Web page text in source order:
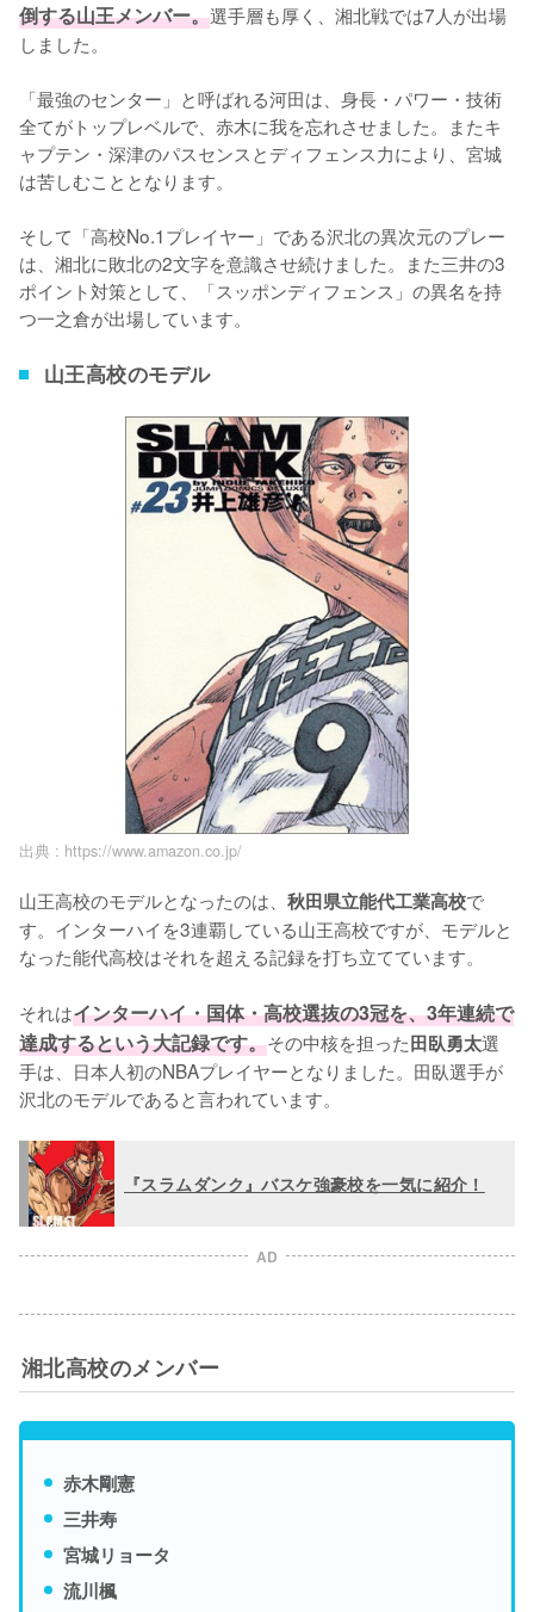
倒する山王メンバー。選手層も厚く、湘北戦では7人が出場
しました。
「最強のセンター」と呼ばれる河田は、身長・パワー・技術
全てがトップレベルで、赤木に我を忘れさせました。またキ
ャプテン・深津のパスセンスとディフェンス力により、宮城
は苦しむこととなります。
そして「高校No.1プレイヤー」である沢北の異次元のプレー
は、湘北に敗北の2文字を意識させ続けました。また三井の3
ポイント対策として、「スッポンディフェンス」の異名を持
つ一之倉が出場しています。
山王高校のモデル
出典 : https://www.amazon.co.jp/
山王高校のモデルとなったのは、 秋田県立能代工業高校で
す。インターハイを3連覇している山王高校ですが、モデルと
なった能代高校はそれを超える記録を打ち立てています。
それはインターハイ・国体・高校選抜の3冠を、3年連続で
達成するという大記録です。その中核を担った田臥勇太選
手は、日本人初のNBAプレイヤーとなりました。田臥選手が
沢北のモデルであると言われています。
『スラムダンク』バスケ強豪校を一気に紹介！
AD
湘北高校のメンバー
赤木剛憲
三井寿
宮城リョータ
流川楓